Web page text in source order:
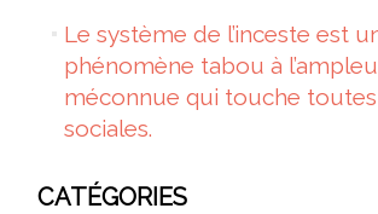
Le système de l’inceste est
phénomène tabou à
méconnue qui touche toutes
sociales.
CATÉGORIES